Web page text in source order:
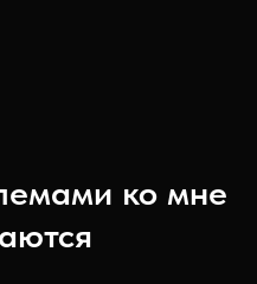
ко мне